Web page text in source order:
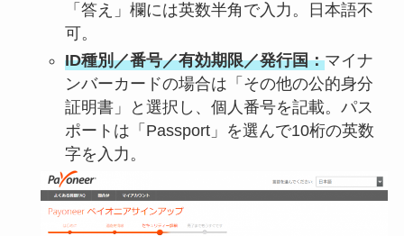
「答え」欄には英数半角で入力。日本語不
可。
ID種別／番号／有効期限／発行国：マイナ
ンバーカードの場合は「その他の公的身分
証明書」と選択し、個人番号を記載。パス
ポートは「Passport」を選んで10桁の英数
字を入力。